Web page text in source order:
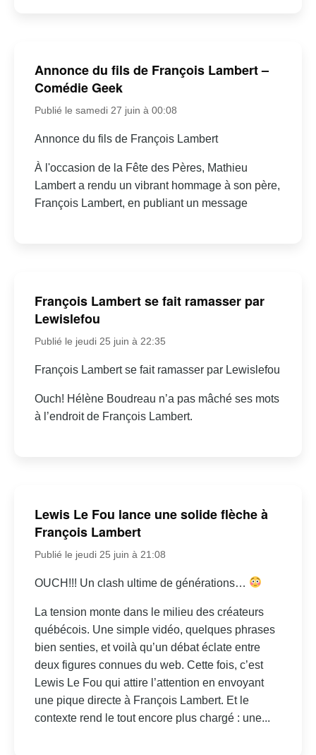
Annonce du fils de François Lambert –
Comédie Geek
Publié le samedi 27 juin à 00:08
Annonce du fils de François Lambert
À l'occasion de la Fête des Pères, Mathieu
Lambert a rendu un vibrant hommage à son père,
François Lambert, en publiant un message
François Lambert se fait ramasser par
Lewislefou
Publié le jeudi 25 juin à 22:35
François Lambert se fait ramasser par Lewislefou
Ouch! Hélène Boudreau n’a pas mâché ses mots
à l’endroit de François Lambert.
Lewis Le Fou lance une solide flèche à
François Lambert
Publié le jeudi 25 juin à 21:08
OUCH!!! Un clash ultime de générations…
La tension monte dans le milieu des créateurs
québécois. Une simple vidéo, quelques phrases
bien senties, et voilà qu’un débat éclate entre
deux figures connues du web. Cette fois, c’est
Lewis Le Fou qui attire l’attention en envoyant
une pique directe à François Lambert. Et le
contexte rend le tout encore plus chargé : une...